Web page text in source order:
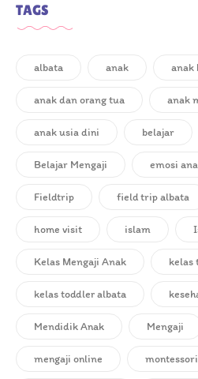
TAGS
albata anak anak
anak dan orang tua anak
anak usia dini belajar
Belajar Mengaji emosi
Fieldtrip field trip albata
home visit islam
Kelas Mengaji Anak kelas
kelas toddler albata
Mendidik Anak Mengaji
mengaji online montessori